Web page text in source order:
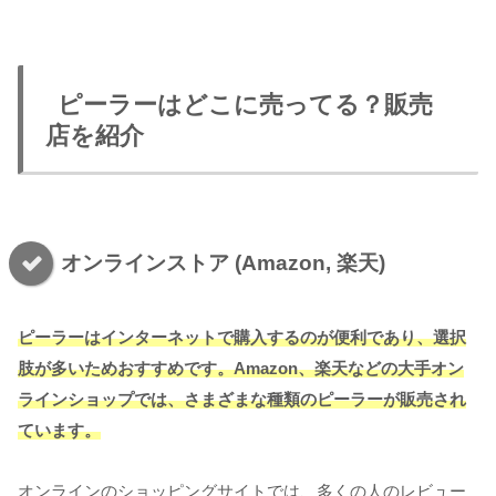
ピーラーはどこに売ってる？販売
店を紹介
オンラインストア (Amazon, 楽天)
ピーラーはインターネットで購入するのが便利であり、選択
肢が多いためおすすめです。Amazon、楽天などの大手オン
ラインショップでは、さまざまな種類のピーラーが販売され
ています。
オンラインのショッピングサイトでは、多くの人のレビュー